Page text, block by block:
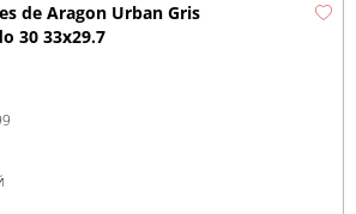
de Aragon Urban Gris
30 33х29.7